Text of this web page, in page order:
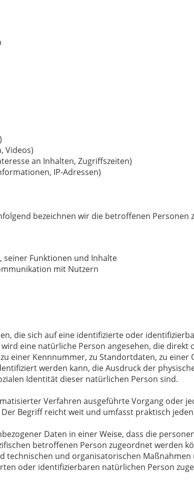
Videos)
an Inhalten, Zugriffszeiten)
IP-Adressen)
bezeichnen wir die betroffenen Personen
seiner Funktionen und Inhalte
mit Nutzern
die sich auf eine identifizierte oder
eine natürliche Person angesehen, die
einer Kennnummer, zu Standortdaten, zu einer
werden kann, die Ausdruck der
Identität dieser natürlichen Person sind.
Verfahren ausgeführte Vorgang oder
Begriff reicht weit und umfasst praktisch
Daten in einer Weise, dass die
betroffenen Person zugeordnet werden
und organisatorischen Maßnahmen
oder identifizierbaren natürlichen Person